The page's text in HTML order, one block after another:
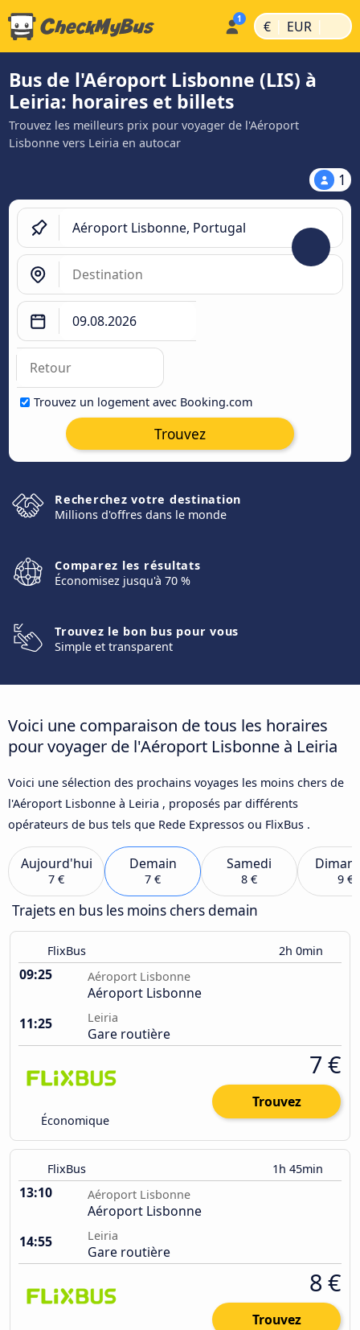
€ | EUR |
Bus de l'Aéroport Lisbonne (LIS) à
Leiria: horaires et billets
Trouvez les meilleurs prix pour voyager de l'Aéroport
Lisbonne vers Leiria en autocar
1
Trouvez un logement avec Booking.com
Trouvez
Recherchez votre destination
Millions d'offres dans le monde
Comparez les résultats
Économisez jusqu'à 70 %
Trouvez le bon bus pour vous
Simple et transparent
Voici une comparaison de tous les horaires
pour voyager de l'Aéroport Lisbonne à Leiria
Voici une sélection des prochains voyages les moins chers de
l'Aéroport Lisbonne à Leiria , proposés par différents
opérateurs de bus tels que Rede Expressos ou FlixBus .
Aujourd'hui
7 €
Demain
7 €
Samedi
8 € 9 €
Trajets en bus les moins chers demain
FlixBus 2h 0min
09:25 Aéroport Lisbonne
Aéroport Lisbonne
11:25
Leiria
Gare routière
Économique
7 €
Trouvez
FlixBus 1h 45min
13:10 Aéroport Lisbonne
Aéroport Lisbonne
14:55
Leiria
Gare routière
8 €
Trouvez